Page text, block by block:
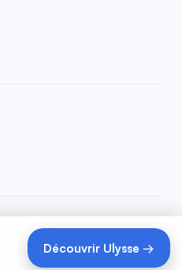
Découvrir Ulysse →